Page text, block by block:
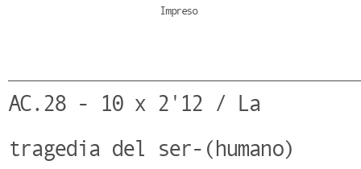
Impreso
AC.28 - 10 x 2'12 / La
tragedia del ser-(humano)